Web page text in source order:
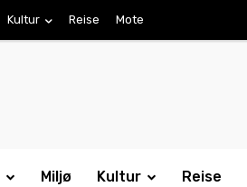
Kultur Reise Mote
Miljø Kultur Reise